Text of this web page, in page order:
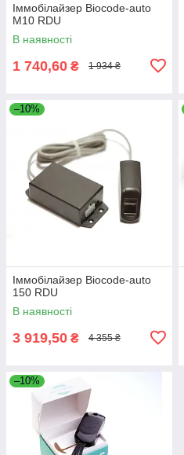
Іммобілайзер Biocode-auto
M10 RDU
В наявності
1 740,60 ₴ 1 934 ₴
–10%
Іммобілайзер Biocode-auto
150 RDU
В наявності
3 919,50 ₴ 4 355 ₴
–10%